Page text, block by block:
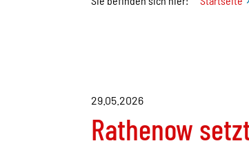
29.05.2026
Rathenow